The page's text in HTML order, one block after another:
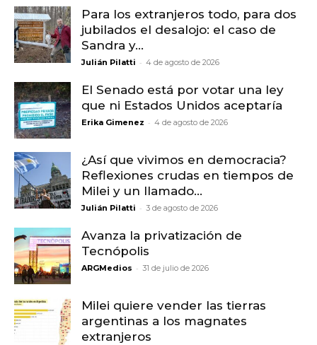
Para los extranjeros todo, para dos
jubilados el desalojo: el caso de
Sandra y...
Julián Pilatti - 4 de agosto de 2026
El Senado está por votar una ley
que ni Estados Unidos aceptaría
Erika Gimenez - 4 de agosto de 2026
¿Así que vivimos en democracia?
Reflexiones crudas en tiempos de
Milei y un llamado...
Julián Pilatti - 3 de agosto de 2026
Avanza la privatización de
Tecnópolis
ARGMedios - 31 de julio de 2026
Milei quiere vender las tierras
argentinas a los magnates
extranjeros